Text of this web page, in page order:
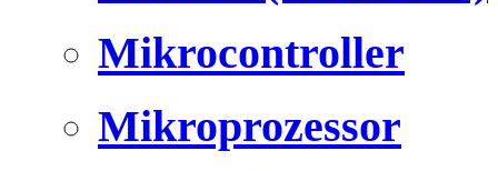
Mikrocontroller
Mikroprozessor